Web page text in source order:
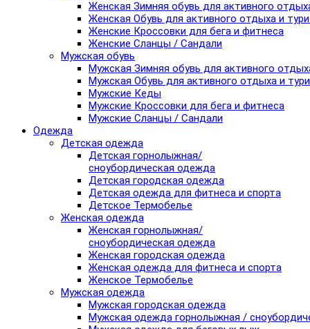
Женская Зимняя обувь для активного
Женская Обувь для активного отдыха и
Женские Кроссовки для бега и фитнеса
Женские Сланцы / Сандали
Мужская обувь
Мужская Зимняя обувь для активного
Мужская Обувь для активного отдыха и
Мужские Кеды
Мужские Кроссовки для бега и фитнеса
Мужские Сланцы / Сандали
Одежда
Детская одежда
Детская горнолыжная/
сноубордическая одежда
Детская городская одежда
Детская одежда для фитнеса и спорта
Детское Термобелье
Женская одежда
Женская горнолыжная/
сноубордическая одежда
Женская городская одежда
Женская одежда для фитнеса и спорта
Женское Термобелье
Мужская одежда
Мужская городская одежда
Мужская одежда горнолыжная /